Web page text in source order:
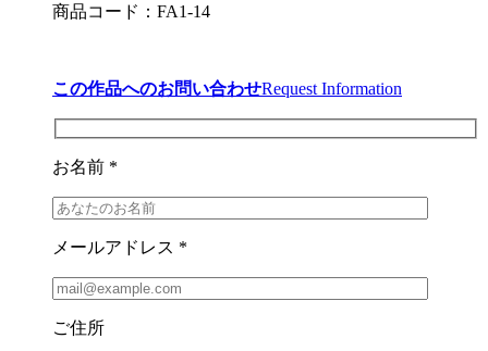
商品コード：FA1-14
この作品へのお問い合わせRequest Information
お名前 *
メールアドレス *
ご住所